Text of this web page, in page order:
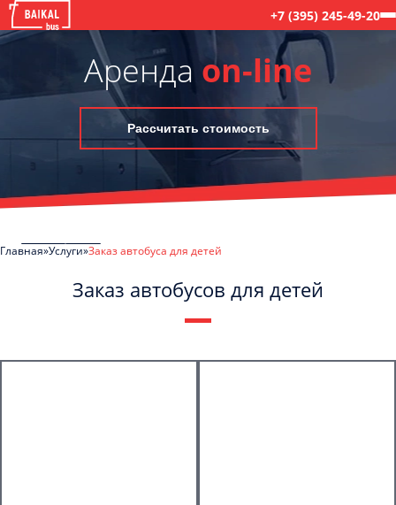
+7 (395) 245-49-20
Аренда on-line
Рассчитать стоимость
Главная Услуги Заказ автобуса для детей
Заказ автобусов для детей
обработку моих Персональных данных